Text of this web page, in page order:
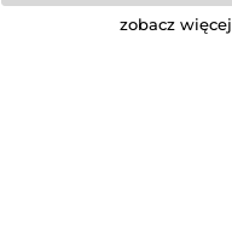
zobacz więcej